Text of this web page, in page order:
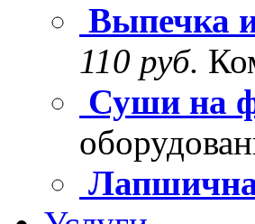
Выпечка
110 руб.
Суши на